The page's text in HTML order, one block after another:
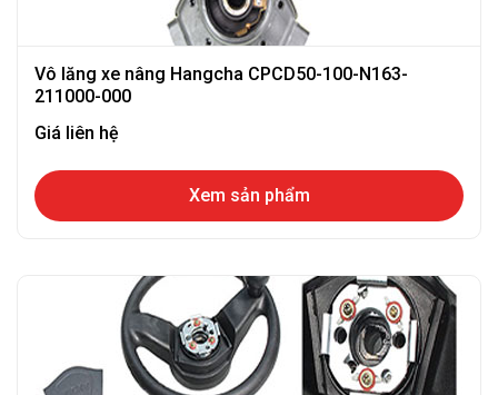
Vô lăng xe nâng Hangcha CPCD50-100-N163-
211000-000
Giá liên hệ
Xem sản phẩm